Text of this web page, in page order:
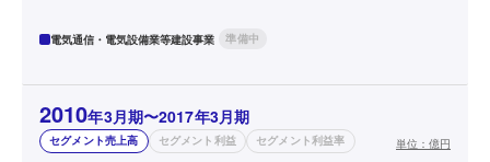
電気通信・電気設備業等建設事業 準備中
2010年3月期〜2017年3月期
セグメント売上高 セグメント利益 セグメント利益率 単位： 億円